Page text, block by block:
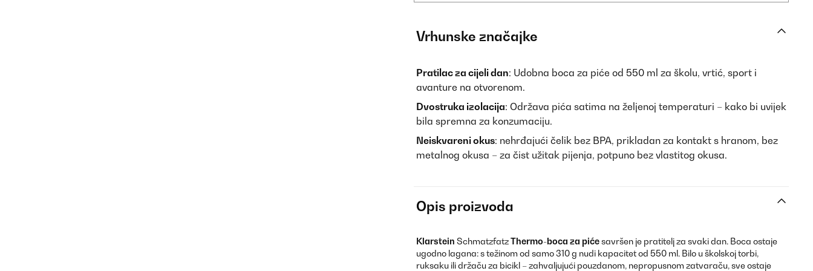
Vrhunske značajke
Pratilac za cijeli dan: Udobna boca za piće od 550 ml za školu, vrtić, sport i
avanture na otvorenom.
Dvostruka izolacija: Održava pića satima na željenoj temperaturi – kako bi uvijek
bila spremna za konzumaciju.
Neiskvareni okus: nehrđajući čelik bez BPA, prikladan za kontakt s hranom, bez
metalnog okusa – za čist užitak pijenja, potpuno bez vlastitog okusa.
Opis proizvoda
Klarstein SchmatzfatzThermo-boca za pićesavršen je pratitelj za svaki dan. Boca ostaje
ugodno lagana: s težinom od samo 310 g nudi kapacitet od 550 ml. Bilo u školskoj torbi,
ruksaku ili držaču za bicikl – zahvaljujući pouzdanom, nepropusnom zatvaraču, sve ostaje